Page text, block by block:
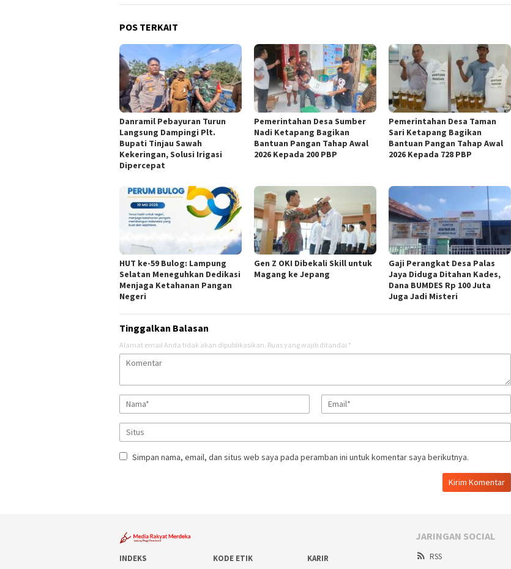
POS TERKAIT
Danramil Pebayuran Turun
Langsung Dampingi Plt.
Bupati Tinjau Sawah
Kekeringan, Solusi Irigasi
Dipercepat
Pemerintahan Desa Sumber
Nadi Ketapang Bagikan
Bantuan Pangan Tahap Awal
2026 Kepada 200 PBP
Pemerintahan Desa Taman
Sari Ketapang Bagikan
Bantuan Pangan Tahap Awal
2026 Kepada 728 PBP
HUT ke-59 Bulog: Lampung
Selatan Meneguhkan Dedikasi
Menjaga Ketahanan Pangan
Negeri
Gen Z OKI Dibekali Skill untuk
Magang ke Jepang
Gaji Perangkat Desa Palas
Jaya Diduga Ditahan Kades,
Dana BUMDES Rp 100 Juta
Juga Jadi Misteri
Tinggalkan Balasan
Alamat email Anda tidak akan dipublikasikan. Ruas yang wajib ditandai *
Simpan nama, email, dan situs web saya pada peramban ini untuk komentar saya berikutnya.
INDEKS KODE ETIK KARIR
JARINGAN SOCIAL
RSS